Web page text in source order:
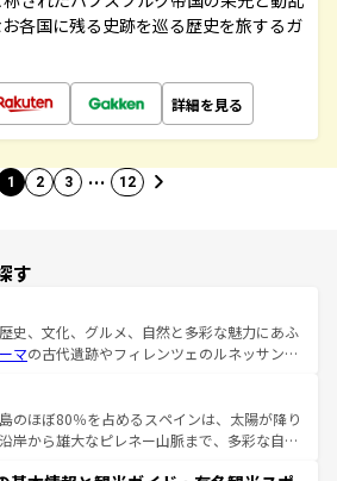
各国に残る史跡を巡る歴史を旅するガ
詳細を見る
1 2 3 … 12
す
史、文化、グルメ、自然と多彩な魅力にあふ
マの古代遺跡やフィレンツェのルネッサンス
ーナの美しい田園風景やアマルフィ海岸の絶
景観も見逃せない。観光の合間には、本場の
など、絶品のイタリア料理を堪能することも
のほぼ80％を占めるスペインは、太陽が降り
岸から雄大なピレネー山脈まで、多彩な自然